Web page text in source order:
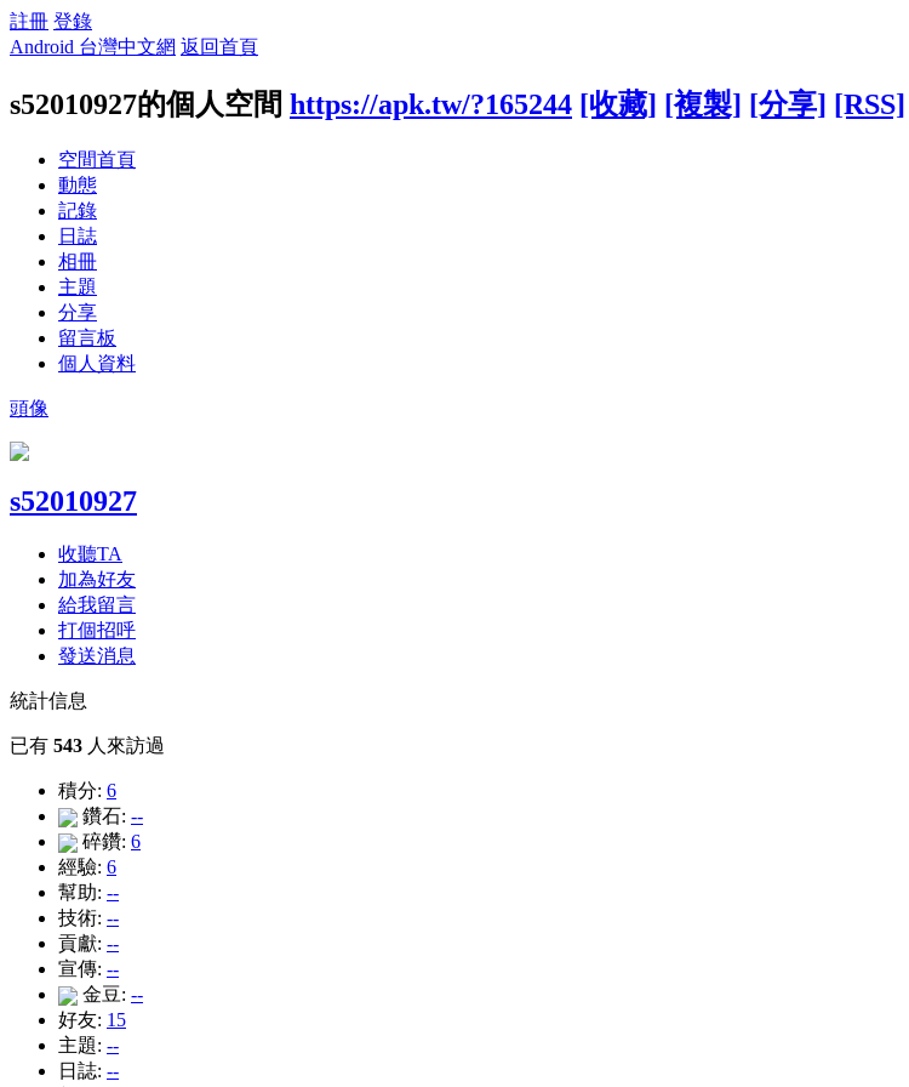
註冊 登錄
Android 台灣中文網 返回首頁
s52010927的個人空間 https://apk.tw/?165244 [收藏] [複製] [分享] [RSS]
空間首頁
動態
記錄
日誌
相冊
主題
分享
留言板
個人資料
頭像
s52010927
收聽TA
加為好友
給我留言
打個招呼
發送消息
統計信息
已有 543 人來訪過
積分: 6
鑽石: --
碎鑽: 6
經驗: 6
幫助: --
技術: --
貢獻: --
宣傳: --
金豆: --
好友: 15
主題: --
日誌: --